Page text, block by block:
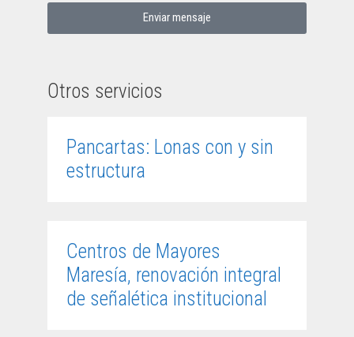
Enviar mensaje
Otros servicios
Pancartas: Lonas con y sin
estructura
Centros de Mayores
Maresía, renovación integral
de señalética institucional